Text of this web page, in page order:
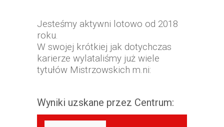
Jesteśmy aktywni lotowo od 2018
roku.
W swojej krótkiej jak dotychczas
karierze wylataliśmy już wiele
tytułów Mistrzowskich m.ni:
Wyniki uzskane przez Centrum: